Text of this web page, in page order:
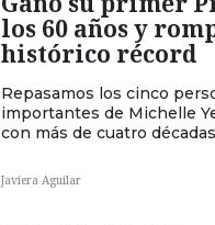
los 60 años y
histórico récord
Repasamos los cinco
importantes de Michelle
con más de cuatro
Javiera Aguilar